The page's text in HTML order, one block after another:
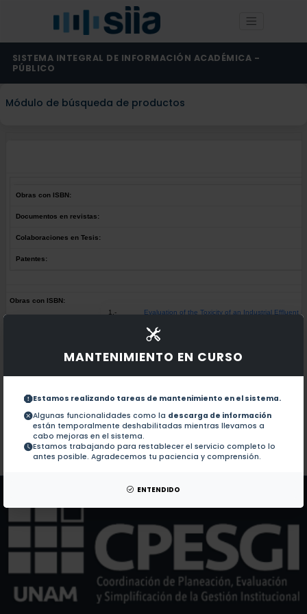
MANTENIMIENTO EN CURSO
Estamos realizando tareas de mantenimiento en el sistema.
Algunas funcionalidades como la descarga de información
están temporalmente deshabilitadas mientras llevamos a
cabo mejoras en el sistema.
Estamos trabajando para restablecer el servicio completo lo
antes posible. Agradecemos tu paciencia y comprensión.
ENTENDIDO
SISTEMA INTEGRAL DE INFORMACIÓN ACADÉMICA -
PÚBLICO
Módulo de búsqueda de productos
Obras con ISBN:
Documentos en revistas:
Colaboraciones en Tesis:
Patentes:
Obras con ISBN:
1.-
Evaluation of the Toxicity of an Industrial Effluent
Documentos en revistas:
Colaboraciones en Tesis: No hay tesis de este autor.